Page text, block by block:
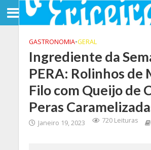
GASTRONOMIA•GERAL
Ingrediente da
PERA: Rolinhos de
Filo com Queijo de
Peras
Janeiro 19, 2023 720 Leituras